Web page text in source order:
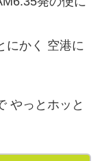
にかく 空港に
やっとホッと